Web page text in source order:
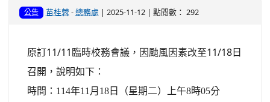
公告 苗桂蓉-總務處 | 2025-11-12 | 點閱數： 292
原訂11/11臨時校務會議，因颱風因素改至11/18日
召開，說明如下：
時間：114年11月18日（星期二）上午8時05分